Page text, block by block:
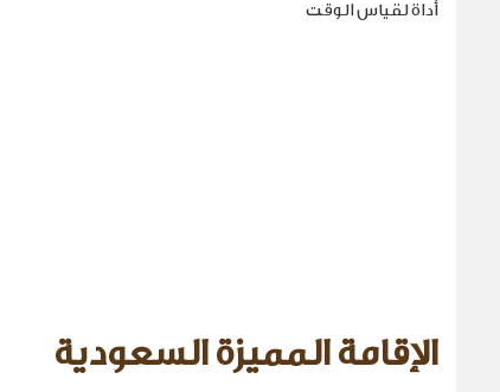
أداة لقياس الوقت
الإقامة المميزة السعودية